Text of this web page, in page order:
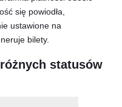
się powiodła,
ustawione na
bilety.
statusów